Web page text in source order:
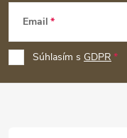
p
ä
Email
Súhlasím s GDPR